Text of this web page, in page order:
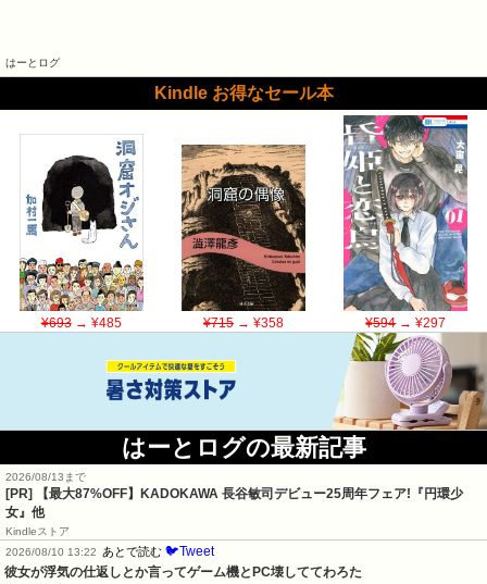
はーとログ
Kindle お得なセール本
¥693→ ¥485 ¥715→ ¥358 ¥594→ ¥297
はーとログの最新記事
2026/08/13まで
[PR] 【最大87%OFF】KADOKAWA 長谷敏司デビュー25周年フェア!『円環少
女』他
Kindleストア
2026/08/10 13:22
あとで読む 🐦Tweet
彼女が浮気の仕返しとか言ってゲーム機とPC壊しててわろた